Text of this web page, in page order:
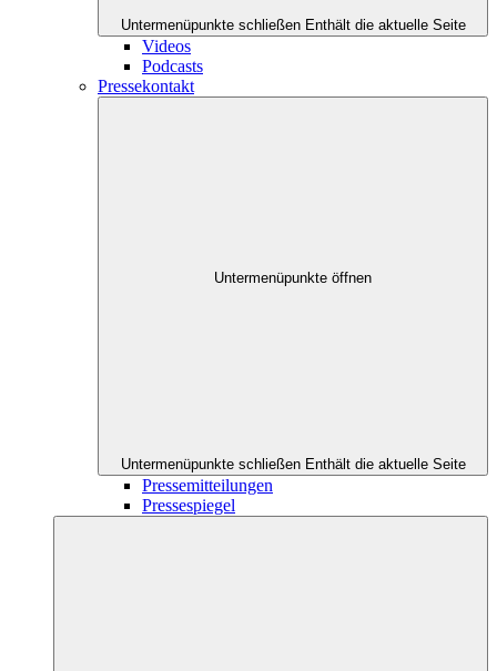
Untermenüpunkte schließen Enthält die aktuelle Seite
Videos
Podcasts
Pressekontakt
Untermenüpunkte öffnen
Untermenüpunkte schließen Enthält die aktuelle Seite
Pressemitteilungen
Pressespiegel